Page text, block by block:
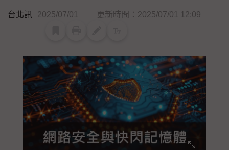
台北訊 2025/07/01 更新時間：2025/07/01 12:09